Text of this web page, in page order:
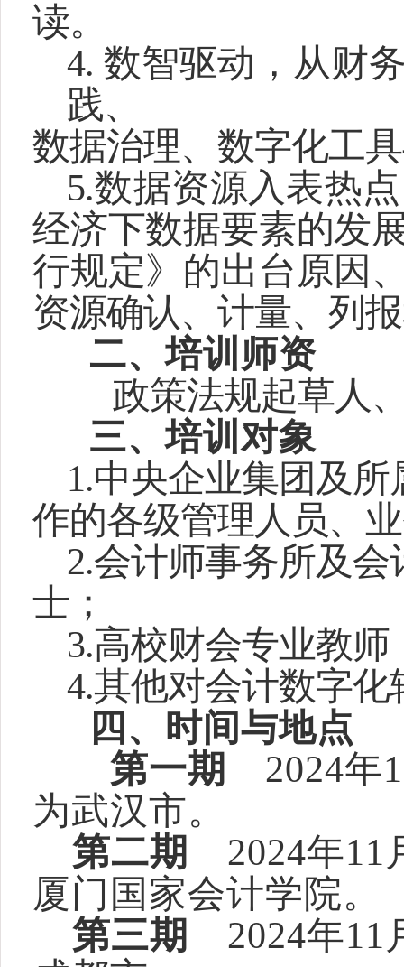
读。
4. 数智驱动，从财
践、
数据治理、数字化工
5.数据资源入表热
经济下数据要素的发
行规定》的出台原因
资源确认、计量、列
二、培训师资
政策法规起草人、
三、培训对象
1.中央企业集团及
作的各级管理人员、
2.会计师事务所及
士；
3.高校财会专业教师
4.其他对会计数字
四、时间与地点
第一期 2024年
为武汉市。
第二期 2024年11
厦门国家会计学院。
第三期 2024年11